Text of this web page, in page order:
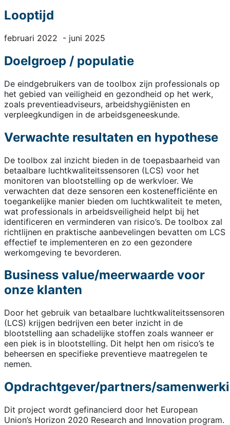
Looptijd
februari 2022 - juni 2025
Doelgroep / populatie
De eindgebruikers van de toolbox zijn professionals op
het gebied van veiligheid en gezondheid op het werk,
zoals preventieadviseurs, arbeidshygiënisten en
verpleegkundigen in de arbeidsgeneeskunde.
Verwachte resultaten en hypothese
De toolbox zal inzicht bieden in de toepasbaarheid van
betaalbare luchtkwaliteitssensoren (LCS) voor het
monitoren van blootstelling op de werkvloer. We
verwachten dat deze sensoren een kostenefficiënte en
toegankelijke manier bieden om luchtkwaliteit te meten,
wat professionals in arbeidsveiligheid helpt bij het
identificeren en verminderen van risico’s. De toolbox zal
richtlijnen en praktische aanbevelingen bevatten om LCS
effectief te implementeren en zo een gezondere
werkomgeving te bevorderen.
Business value/meerwaarde voor
onze klanten
Door het gebruik van betaalbare luchtkwaliteitssensoren
(LCS) krijgen bedrijven een beter inzicht in de
blootstelling aan schadelijke stoffen zoals wanneer er
een piek is in blootstelling. Dit helpt hen om risico’s te
beheersen en specifieke preventieve maatregelen te
nemen.
Opdrachtgever/partners/
Dit project wordt gefinancierd door het European
Union’s Horizon 2020 Research and Innovation program.